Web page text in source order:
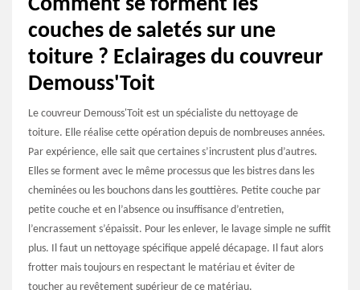
Comment se forment les
couches de saletés sur une
toiture ? Eclairages du couvreur
Demouss'Toit
Le couvreur Demouss'Toit est un spécialiste du nettoyage de
toiture. Elle réalise cette opération depuis de nombreuses années.
Par expérience, elle sait que certaines s’incrustent plus d’autres.
Elles se forment avec le même processus que les bistres dans les
cheminées ou les bouchons dans les gouttières. Petite couche par
petite couche et en l’absence ou insuffisance d’entretien,
l’encrassement s’épaissit. Pour les enlever, le lavage simple ne suffit
plus. Il faut un nettoyage spécifique appelé décapage. Il faut alors
frotter mais toujours en respectant le matériau et éviter de
toucher au revêtement supérieur de ce matériau.